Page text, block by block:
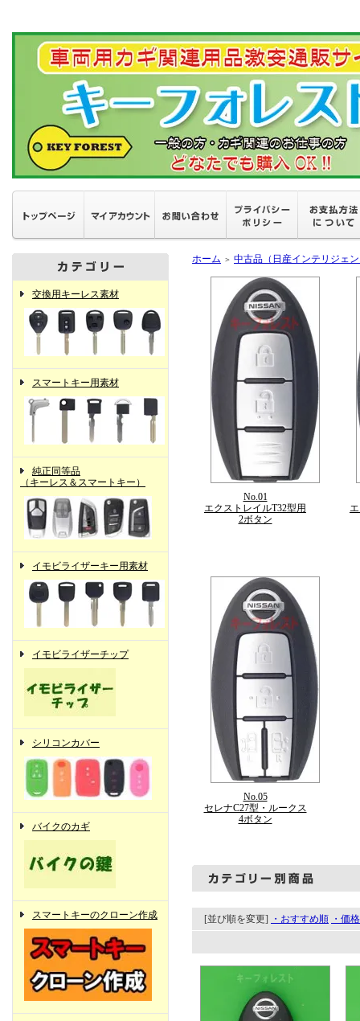
交換用キーレス素材
スマートキー用素材
純正同等品
（キーレス＆スマートキー）
イモビライザーキー用素材
イモビライザーチップ
シリコンカバー
バイクのカギ
スマートキーのクローン作成
ホーム ＞ 中古品（日産インテリジェ
No.01
エクストレイルT32型用
2ボタン
No.05
セレナC27型・ルークス
4ボタン
[並び順を変更] ・おすすめ順 ・価